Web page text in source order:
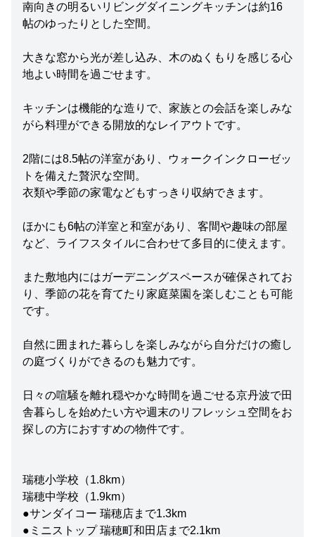
南向きの明るいリビングダイニングキッチンは約16
帖のゆったりとした空間。
大きな窓から光が差し込み、木のぬくもりを感じる心
地よい時間を過ごせます。
キッチンは機能的な造りで、家族との会話を楽しみな
がら料理ができる開放的なレイアウトです。
2階には8.5帖の洋室があり、ウォークインクローゼッ
トを備えた贅沢な空間。
衣類や季節の家電などもすっきり収納できます。
ほかにも6帖の洋室と和室があり、客間や趣味の部屋
など、ライフスタイルに合わせて多目的に使えます。
また敷地内にはガーデニングスペースが確保されてお
り、季節の花を育てたり家庭菜園を楽しむことも可能
です。
自然に囲まれた暮らしを楽しみながら自分だけの癒し
の庭づくりができるのも魅力です。
日々の喧騒を離れ穏やかな時間を過ごせる京丹波で田
舎暮らしを始めたい方や週末のリフレッシュ空間をお
探しの方におすすめの物件です。
瑞穂小学校（1.8km）
瑞穂中学校（1.9km）
●サンダイコー 瑞穂店まで1.3km
●ミニストップ 瑞穂町和田店まで2.1km